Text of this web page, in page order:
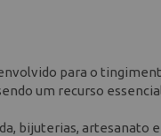
para o
um recurso
bijuterias, artesanato